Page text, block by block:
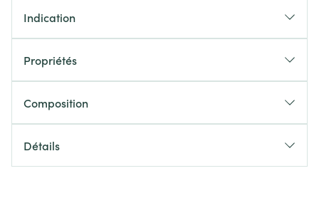
Indication
Propriétés
Composition
Détails